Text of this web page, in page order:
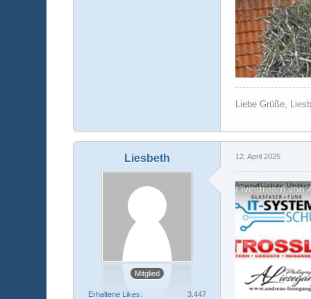
Liebe Grüße,
Liesbeth
Mitglied
Erhaltene Likes
3.447
12. April 2025